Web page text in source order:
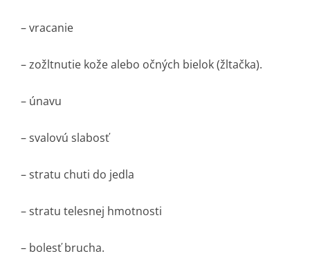
– vracanie
– zožltnutie kože alebo očných bielok (žltačka).
– únavu
– svalovú slabosť
– stratu chuti do jedla
– stratu telesnej hmotnosti
– bolesť brucha.